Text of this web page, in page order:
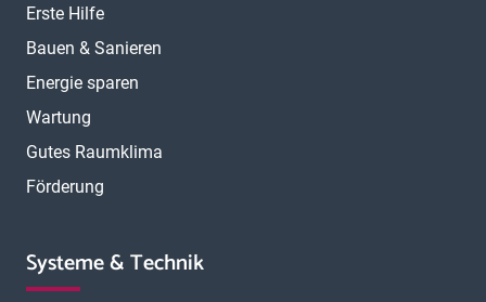
Erste Hilfe
Bauen & Sanieren
Energie sparen
Wartung
Gutes Raumklima
Förderung
Systeme & Technik